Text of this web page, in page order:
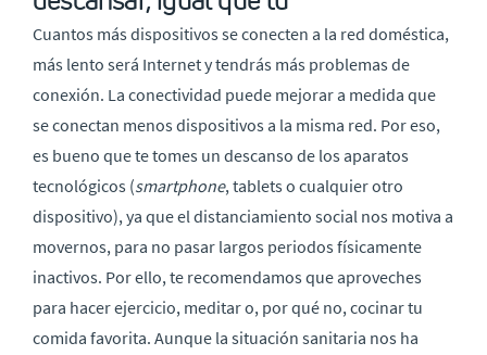
Cuantos más dispositivos se conecten a la red doméstica,
más lento será Internet y tendrás más problemas de
conexión. La conectividad puede mejorar a medida que
se conectan menos dispositivos a la misma red. Por eso,
es bueno que te tomes un descanso de los aparatos
tecnológicos (smartphone, tablets o cualquier otro
dispositivo), ya que el distanciamiento social nos motiva a
movernos, para no pasar largos periodos físicamente
inactivos. Por ello, te recomendamos que aproveches
para hacer ejercicio, meditar o, por qué no, cocinar tu
comida favorita. Aunque la situación sanitaria nos ha